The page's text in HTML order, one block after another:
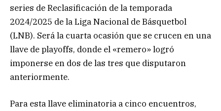
series de Reclasificación de la temporada
2024/2025 de la Liga Nacional de Básquetbol
(LNB). Será la cuarta ocasión que se crucen en una
llave de playoffs, donde el «remero» logró
imponerse en dos de las tres que disputaron
anteriormente.
Para esta llave eliminatoria a cinco encuentros,